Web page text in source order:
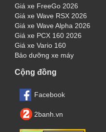
Giá xe FreeGo 2026
Giá xe Wave RSX 2026
Giá xe Wave Alpha 2026
Giá xe PCX 160 2026
Giá xe Vario 160
Bảo dưỡng xe máy
Cộng đồng
Facebook
2banh.vn